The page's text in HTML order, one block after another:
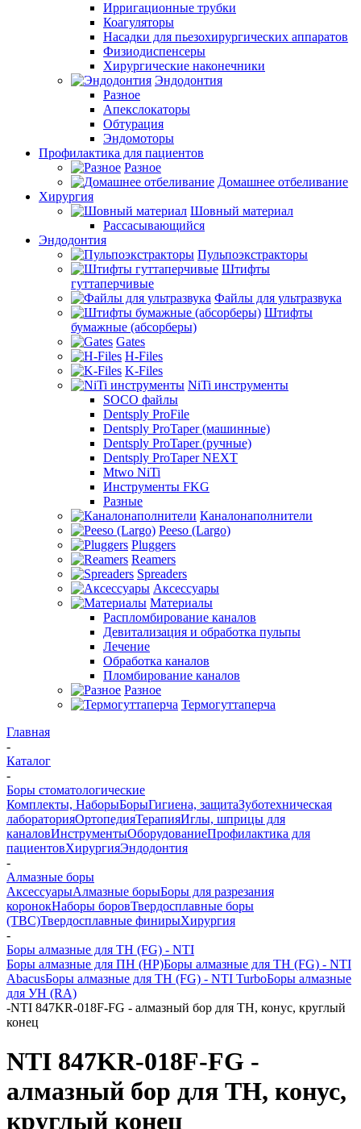
Ирригационные трубки
Коагуляторы
Насадки для пьезохирургических аппаратов
Физиодиспенсеры
Хирургические наконечники
Эндодонтия
Разное
Апекслокаторы
Обтурация
Эндомоторы
Профилактика для пациентов
Разное
Домашнее отбеливание
Хирургия
Шовный материал
Рассасывающийся
Эндодонтия
Пульпоэкстракторы
Штифты
гуттаперчивые
Файлы для ультразвука
Штифты
бумажные (абсорберы)
Gates
H-Files
K-Files
NiTi инструменты
SOCO файлы
Dentsply ProFile
Dentsply ProTaper (машинные)
Dentsply ProTaper (ручные)
Dentsply ProTaper NEXT
Mtwo NiTi
Инструменты FKG
Разные
Каналонаполнители
Peeso (Largo)
Pluggers
Reamers
Spreaders
Аксессуары
Материалы
Распломбирование каналов
Девитализация и обработка пульпы
Лечение
Обработка каналов
Пломбирование каналов
Разное
Термогуттаперча
Главная
-
Каталог
-
Боры стоматологические
Комплекты, НаборыБорыГигиена, защитаЗуботехническая
лабораторияОртопедияТерапияИглы, шприцы для
каналовИнструментыОборудованиеПрофилактика для
пациентовХирургияЭндодонтия
-
Алмазные боры
АксессуарыАлмазные борыБоры для разрезания
коронокНаборы боровТвердосплавные боры
(ТВС)Твердосплавные финирыХирургия
-
Боры алмазные для ТН (FG) - NTI
Боры алмазные для ПН (HP)Боры алмазные для ТН (FG) - NTI
AbacusБоры алмазные для ТН (FG) - NTI TurboБоры алмазные
для УН (RA)
-NTI 847KR-018F-FG - алмазный бор для ТН, конус, круглый
конец
NTI 847KR-018F-FG -
алмазный бор для ТН, конус,
круглый конец